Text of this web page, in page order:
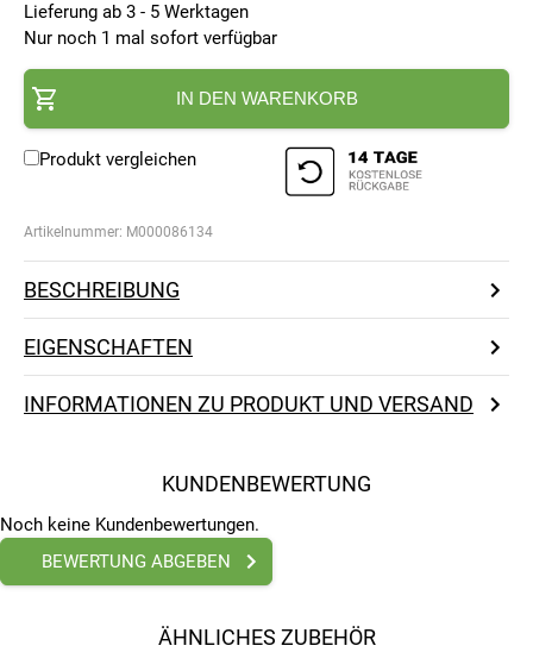
Lieferung ab 3 - 5 Werktagen
Nur noch 1 mal sofort verfügbar
IN DEN WARENKORB
Produkt vergleichen
Artikelnummer: M000086134
BESCHREIBUNG
EIGENSCHAFTEN
INFORMATIONEN ZU PRODUKT UND VERSAND
KUNDENBEWERTUNG
Noch keine Kundenbewertungen.
BEWERTUNG ABGEBEN
ÄHNLICHES ZUBEHÖR